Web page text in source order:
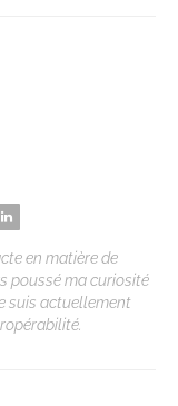
en matière de
poussé ma curiosité
suis actuellement